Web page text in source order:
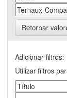
Retornar
Adicionar filtros:
Utilizar filtros